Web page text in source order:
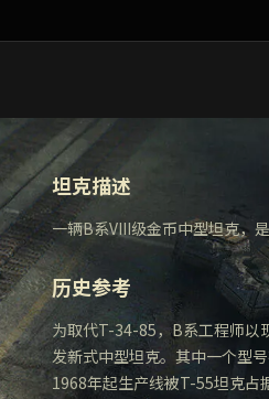
坦克描述
一辆B系VIII级金币中型坦克，
历史参考
为取代T-34-85，B系工程师以
发新式中型坦克。其中一个型
1968年起生产线被T-55坦克占